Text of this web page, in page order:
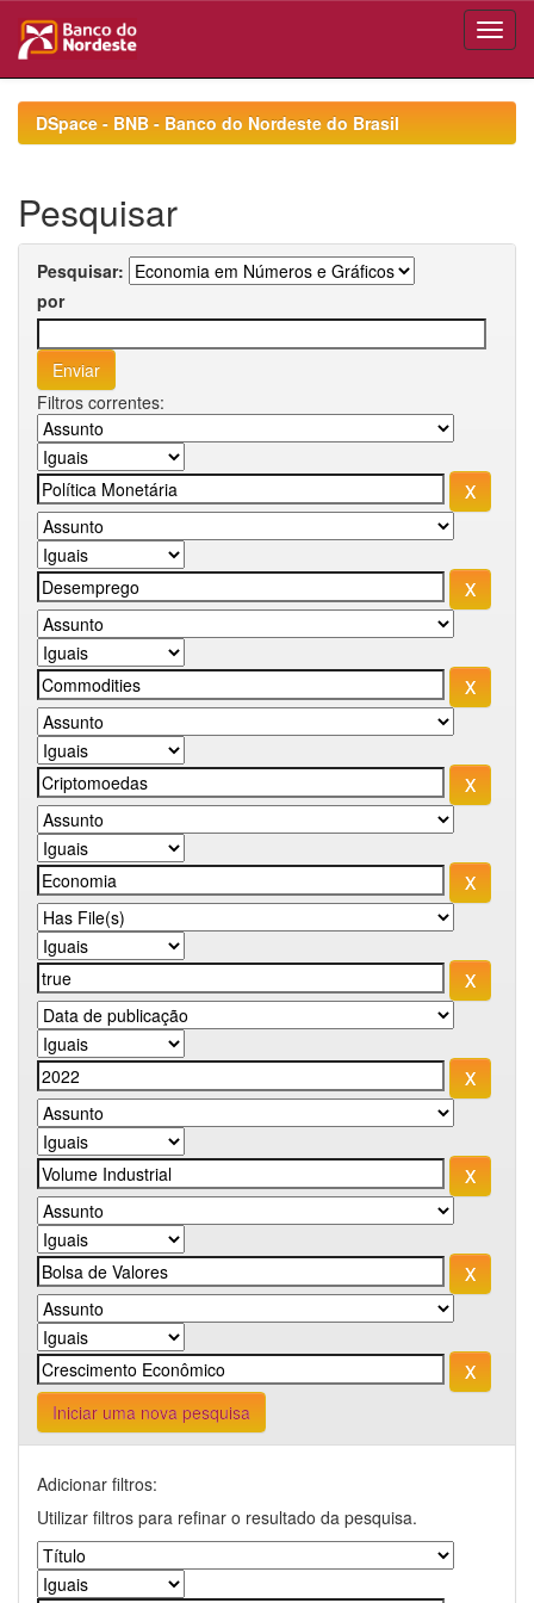
navigationDSpace - BNB - Banco do Nordeste do Brasil
Pesquisar
Pesquisar:
por
Filtros correntes:
Iniciar uma nova pesquisa
Adicionar filtros:
Utilizar filtros para refinar o resultado da pesquisa.